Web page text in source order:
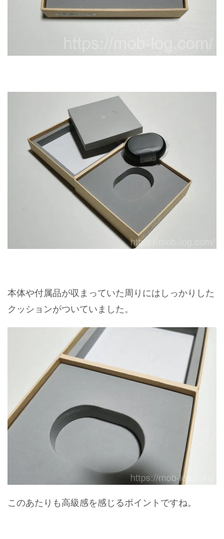
本体や付属品が収まっていた周りにはしっかりした
クッションがついていました。
このあたりも高級感を感じるポイントですね。